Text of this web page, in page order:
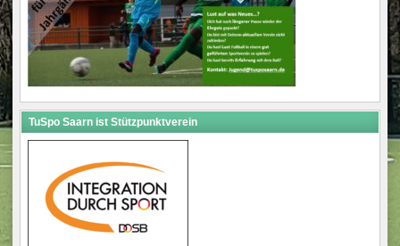
TuSpo Saarn ist Stützpunktverein